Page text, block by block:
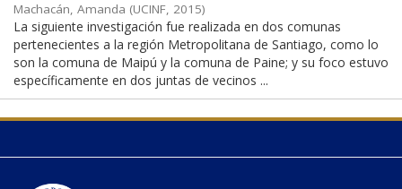
Machacán, Amanda (UCINF, 2015)
La siguiente investigación fue realizada en dos comunas
pertenecientes a la región Metropolitana de Santiago, como lo
son la comuna de Maipú y la comuna de Paine; y su foco estuvo
específicamente en dos juntas de vecinos ...